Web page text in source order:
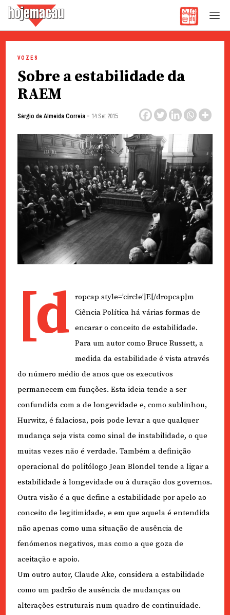
content
VOZES
Sobre a estabilidade da
RAEM
Sérgio de Almeida Correia- 14 Set 2015
[d
ropcap style=’circle’]E[/dropcap]m
Ciência Política há várias formas de
encarar o conceito de estabilidade.
Para um autor como Bruce Russett, a
medida da estabilidade é vista através
do número médio de anos que os executivos
permanecem em funções. Esta ideia tende a ser
confundida com a de longevidade e, como sublinhou,
Hurwitz, é falaciosa, pois pode levar a que qualquer
mudança seja vista como sinal de instabilidade, o que
muitas vezes não é verdade. Também a definição
operacional do politólogo Jean Blondel tende a ligar a
estabilidade à longevidade ou à duração dos governos.
Outra visão é a que define a estabilidade por apelo ao
conceito de legitimidade, e em que aquela é entendida
não apenas como uma situação de ausência de
fenómenos negativos, mas como a que goza de
aceitação e apoio.
Um outro autor, Claude Ake, considera a estabilidade
como um padrão de ausência de mudanças ou
alterações estruturais num quadro de continuidade.